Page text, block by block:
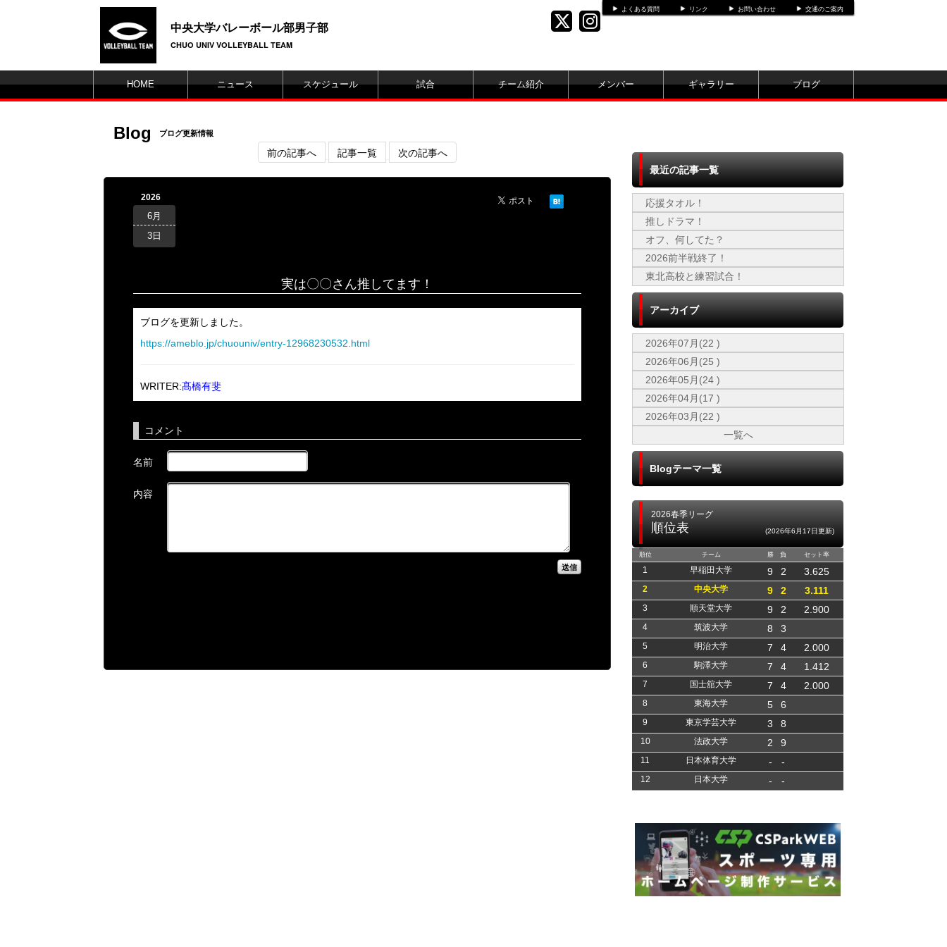
よくある質問 リンク お問い合わせ 交通のご案内
中央大学バレーボール部男子部
CHUO UNIV VOLLEYBALL TEAM
HOME ニュース スケジュール 試合 チーム紹介 メンバー ギャラリー ブログ
Blog ブログ更新情報
前の記事へ 記事一覧 次の記事へ
2026
6月
3日
実は〇〇さん推してます！
ブログを更新しました。
https://ameblo.jp/chuouniv/entry-12968230532.html
WRITER:髙橋有斐
コメント
名前
内容
最近の記事一覧
応援タオル！
推しドラマ！
オフ、何してた？
2026前半戦終了！
東北高校と練習試合！
アーカイブ
2026年07月(22 )
2026年06月(25 )
2026年05月(24 )
2026年04月(17 )
2026年03月(22 )
一覧へ
Blogテーマ一覧
2026春季リーグ
順位表 (2026年6月17日更新)
順位 チーム 勝 負 セット率
1 早稲田大学 9 2 3.625
2 中央大学 9 2 3.111
3 順天堂大学 9 2 2.900
4 筑波大学 8 3
5 明治大学 7 4 2.000
6 駒澤大学 7 4 1.412
7 国士舘大学 7 4 2.000
8 東海大学 5 6
9 東京学芸大学 3 8
10 法政大学 2 9
11 日本体育大学 - -
12 日本大学 - -